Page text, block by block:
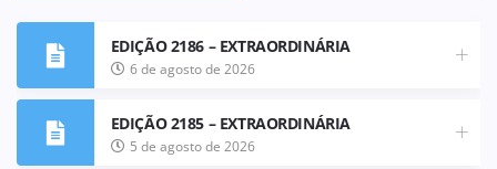
EDIÇÃO 2186 – EXTRAORDINÁRIA
6 de agosto de 2026
EDIÇÃO 2185 – EXTRAORDINÁRIA
5 de agosto de 2026